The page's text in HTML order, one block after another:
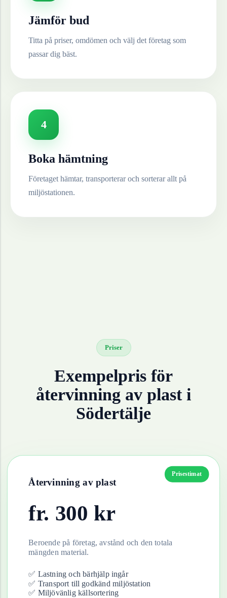
Jämför bud
Titta på priser, omdömen och välj det företag som
passar dig bäst.
4
Boka hämtning
Företaget hämtar, transporterar och sorterar allt på
miljöstationen.
Priser
Exempelpris för
återvinning av plasti
Södertälje
Prisestimat
Återvinning av plast
fr. 300 kr
Beroende på företag, avstånd och den totala
mängden material.
✅ Lastning och bärhjälp ingår
✅ Transport till godkänd miljöstation
✅ Miljövänlig källsortering